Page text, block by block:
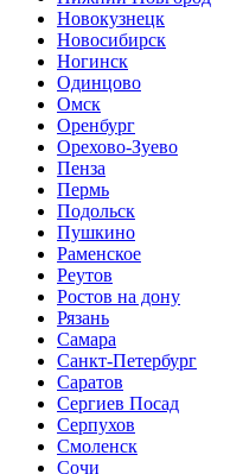
Новокузнецк
Новосибирск
Ногинск
Одинцово
Омск
Оренбург
Орехово-Зуево
Пенза
Пермь
Подольск
Пушкино
Раменское
Реутов
Ростов на дону
Рязань
Самара
Санкт-Петербург
Саратов
Сергиев Посад
Серпухов
Смоленск
Сочи